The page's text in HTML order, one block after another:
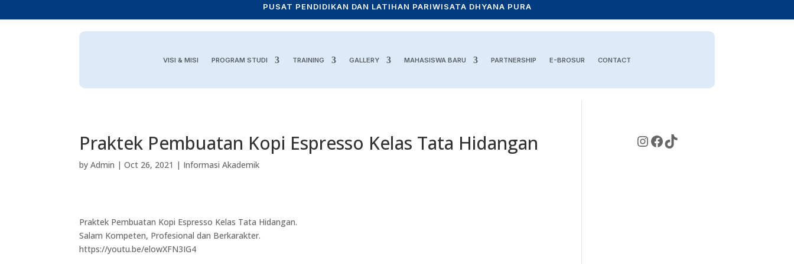
PUSAT PENDIDIKAN DAN LATIHAN PARIWISATA DHYANA PURA
VISI & MISI PROGRAM STUDI TRAINING GALLERY MAHASISWA BARU PARTNERSHIP E-BROSUR CONTACT
Praktek Pembuatan Kopi Espresso Kelas Tata Hidangan
byAdmin |Oct 26, 2021 | Informasi Akademik
Praktek Pembuatan Kopi Espresso Kelas Tata Hidangan.
Salam Kompeten, Profesional dan Berkarakter.
https://youtu.be/elowXFN3IG4
Instagram
Facebook
TikTok